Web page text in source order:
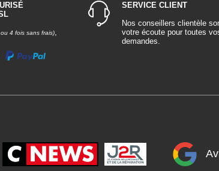
4 fois sans frais),
SERVICE CLIENT
Nos conseillers clientèle
votre écoute pour toutes
demandes.